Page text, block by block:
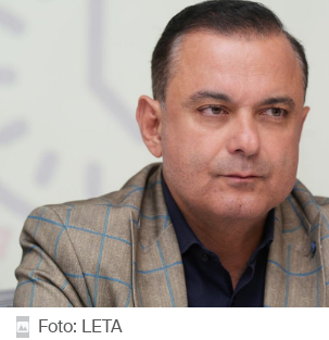
Foto: LETA